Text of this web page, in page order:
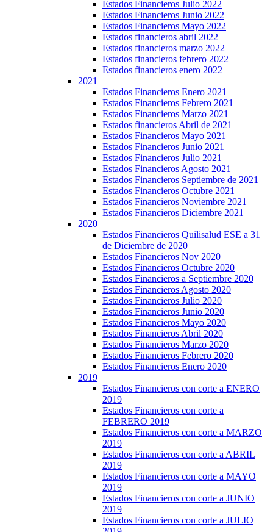
Estados Financieros Julio 2022
Estados Financieros Junio 2022
Estados Financieros Mayo 2022
Estados financieros abril 2022
Estados financieros marzo 2022
Estados financieros febrero 2022
Estados financieros enero 2022
2021
Estados Financieros Enero 2021
Estados Financieros Febrero 2021
Estados Financieros Marzo 2021
Estados financieros Abril de 2021
Estados Financieros Mayo 2021
Estados Financieros Junio 2021
Estados Financieros Julio 2021
Estados Financieros Agosto 2021
Estados Financieros Septiembre de 2021
Estados Financieros Octubre 2021
Estados Financieros Noviembre 2021
Estados Financieros Diciembre 2021
2020
Estados Financieros Quilisalud ESE a 31
de Diciembre de 2020
Estados Financieros Nov 2020
Estados Financieros Octubre 2020
Estados Financieros a Septiembre 2020
Estados Financieros Agosto 2020
Estados Financieros Julio 2020
Estados Financieros Junio 2020
Estados Financieros Mayo 2020
Estados Financieros Abril 2020
Estados Financieros Marzo 2020
Estados Financieros Febrero 2020
Estados Financieros Enero 2020
2019
Estados Financieros con corte a ENERO
2019
Estados Financieros con corte a
FEBRERO 2019
Estados Financieros con corte a MARZO
2019
Estados Financieros con corte a ABRIL
2019
Estados Financieros con corte a MAYO
2019
Estados Financieros con corte a JUNIO
2019
Estados Financieros con corte a JULIO